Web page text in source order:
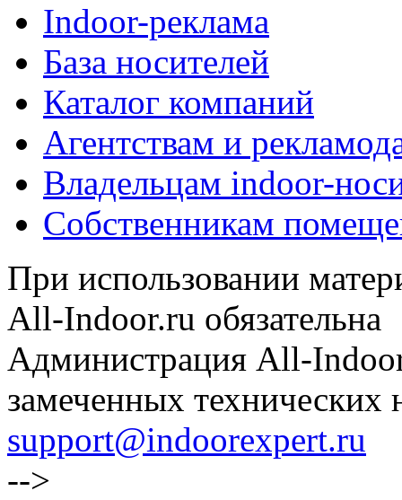
Indoor-реклама
База носителей
Каталог компаний
Агентствам и
Владельцам indoor-
Собственникам
При использовании
All-Indoor.ru обязательна
Администрация All-
замеченных технических
support@indoorexpert.ru
-->